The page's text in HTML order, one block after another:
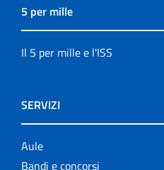
5 per mille
Il 5 per mille e l'ISS
SERVIZI
Aule
Bandi e concorsi